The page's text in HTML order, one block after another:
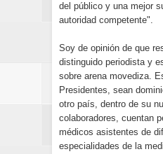
del público y una mejor
autoridad competente".
Soy de opinión de que
distinguido periodista y
sobre arena movediza.
Presidentes, sean
otro país, dentro de su
colaboradores, cuentan
médicos asistentes de
especialidades de la